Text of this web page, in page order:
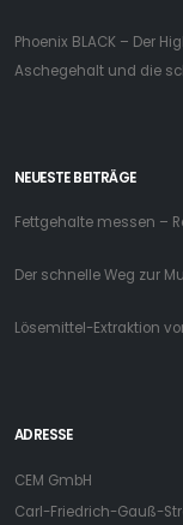
Phoenix BLACK – Der
Aschegehalt und die
NEUESTE BEITRÄGE
Fettgehalte messen –
Der schnelle Weg zur
Lösemittel-Extraktion
ADRESSE
CEM GmbH
Carl-Friedrich-Gauß-